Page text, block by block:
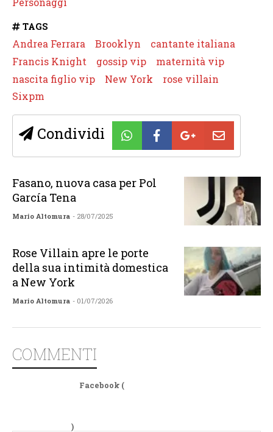
TAGS
Andrea Ferrara Brooklyn
cantante italiana
Francis Knight
gossip vip
maternità vip
nascita figlio vip
New York
rose villain
Sixpm
Condividi
Fasano, nuova casa per Pol
García Tena
Mario Altomura - 28/07/2025
Rose Villain apre le porte
della sua intimità domestica
a New York
Mario Altomura - 01/07/2026
COMMENTI
Facebook (
)